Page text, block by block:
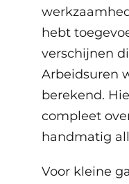
hebt
verschijnen
Arbeidsuren
berekend.
compleet
handmatig
Voor kleine